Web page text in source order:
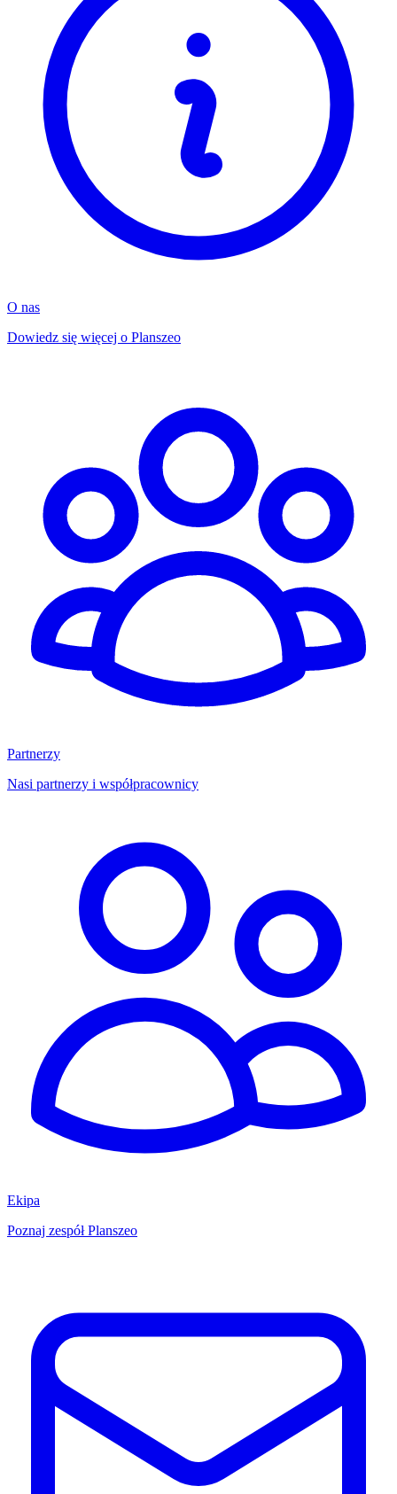
O nas
Dowiedz się więcej o Planszeo
Partnerzy
Nasi partnerzy i współpracownicy
Ekipa
Poznaj zespół Planszeo